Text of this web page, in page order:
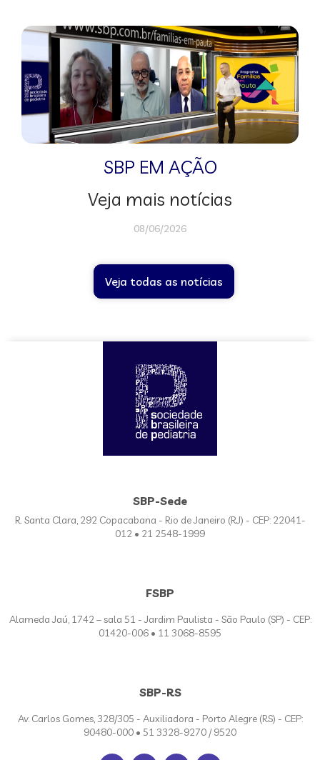
SBP EM AÇÃO
Veja mais notícias
08/06/2026
Veja todas as notícias
SBP-Sede
R. Santa Clara, 292 Copacabana - Rio de Janeiro (RJ) - CEP: 22041-
012 • 21 2548-1999
FSBP
Alameda Jaú, 1742 – sala 51 - Jardim Paulista - São Paulo (SP) - CEP:
01420-006 • 11 3068-8595
SBP-RS
Av. Carlos Gomes, 328/305 - Auxiliadora - Porto Alegre (RS) - CEP:
90480-000 • 51 3328-9270 / 9520